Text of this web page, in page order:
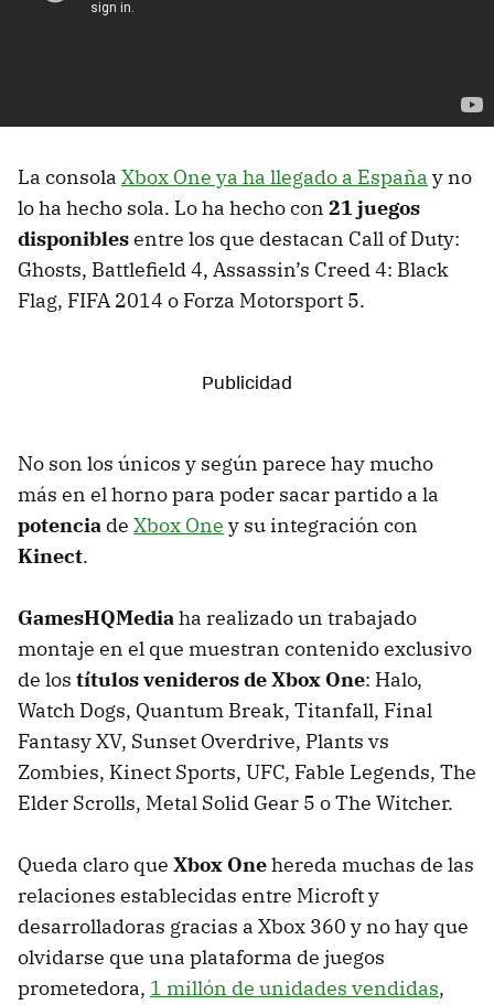
La consola Xbox One ya ha llegado a España y no
lo ha hecho sola. Lo ha hecho con 21 juegos
disponiblesentre los que destacan Call of Duty:
Ghosts, Battlefield 4, Assassin’s Creed 4: Black
Flag, FIFA 2014 o Forza Motorsport 5.
No son los únicos y según parece hay mucho
más en el horno para poder sacar partido a la
potencia de Xbox One y su integración con
Kinect.
GamesHQMediaha realizado un trabajado
montaje en el que muestran contenido exclusivo
de los títulos venideros de Xbox One: Halo,
Watch Dogs, Quantum Break, Titanfall, Final
Fantasy XV, Sunset Overdrive, Plants vs
Zombies, Kinect Sports, UFC, Fable Legends, The
Elder Scrolls, Metal Solid Gear 5 o The Witcher.
Queda claro que Xbox Onehereda muchas de las
relaciones establecidas entre Microft y
desarrolladoras gracias a Xbox 360 y no hay que
olvidarse que una plataforma de juegos
prometedora, 1 millón de unidades vendidas,